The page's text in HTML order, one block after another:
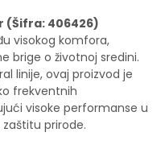
(Šifra: 406426)
visokog komfora,
brige o životnoj sredini.
linije, ovaj proizvod je
frekventnih
visoke performanse u
prirode.